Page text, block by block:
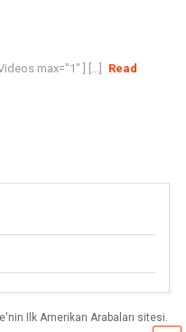
max="1" ] [...]
Read
Ilk Amerikan Arabaları sitesi.